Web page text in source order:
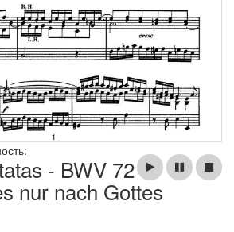
- BWV 72
nur nach Gottes